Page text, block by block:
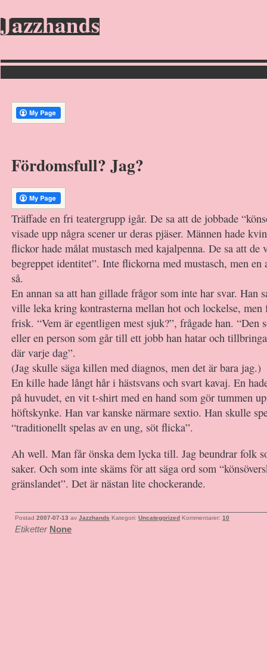
Jazzhands
Fördomsfull? Jag?
Träffade en fri teatergrupp igår. De sa att de jobbade
visade upp några scener ur deras pjäser. Männen hade
flickor hade målat mustasch med kajalpenna. De sa att de
begreppet identitet”. Inte flickorna med mustasch, men en
så.
En annan sa att han gillade frågor som inte har svar. Han
ville leka kring kontrasterna mellan hot och lockelse, men
frisk. “Vem är egentligen mest sjuk?”, frågade han. “Den
eller en person som går till ett jobb han hatar och
där varje dag”.
(Jag skulle säga killen med diagnos, men det är bara jag.)
En kille hade långt hår i hästsvans och svart kavaj. En
på huvudet, en vit t-shirt med en hand som gör tummen
höftskynke. Han var kanske närmare sextio. Han skulle
“traditionellt spelas av en ung, söt flicka”.
Ah well. Man får önska dem lycka till. Jag beundrar folk
saker. Och som inte skäms för att säga ord som
gränslandet”. Det är nästan lite chockerande.
Postad 2007-07-13 av Jazzhands Kategori: Uncategorized Kommentarer: 10
Etiketter None